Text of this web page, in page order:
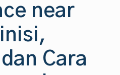
near
Cara